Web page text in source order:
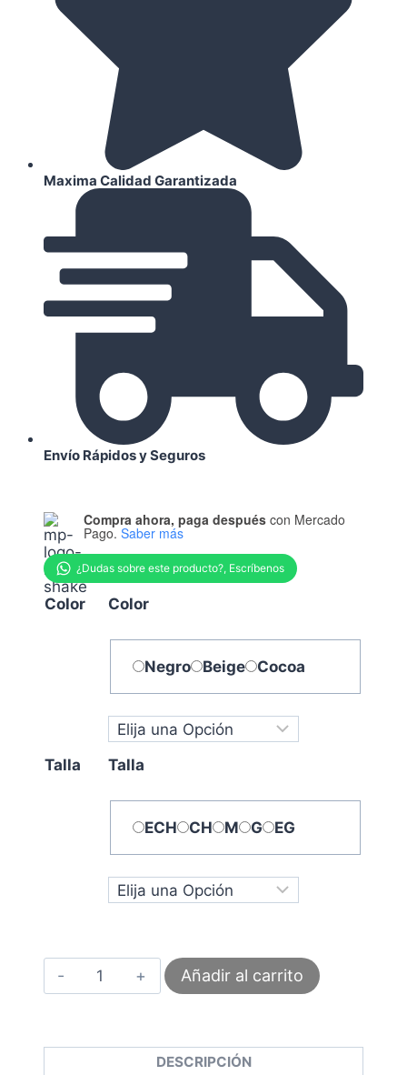
Maxima Calidad Garantizada
Envío Rápidos y Seguros
Compra ahora, paga después con Mercado
Pago. Saber más
Color Color
Negro Beige Cocoa
Talla Talla
ECH CH M G EG
Faja
Corta
Realce
Transparencia
Añadir al carrito
DESCRIPCIÓN